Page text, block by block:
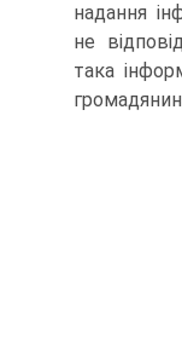
надання
не
така